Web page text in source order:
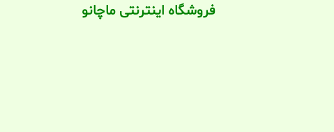
فروشگاه اینترنتی ماچانو